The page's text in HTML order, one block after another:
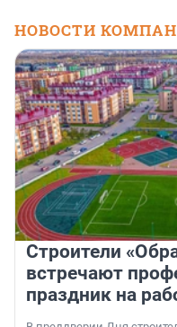
НОВОСТИ
Строители
встречают
праздник на